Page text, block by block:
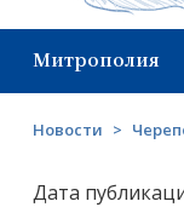
Митрополия
Новости >
Дата